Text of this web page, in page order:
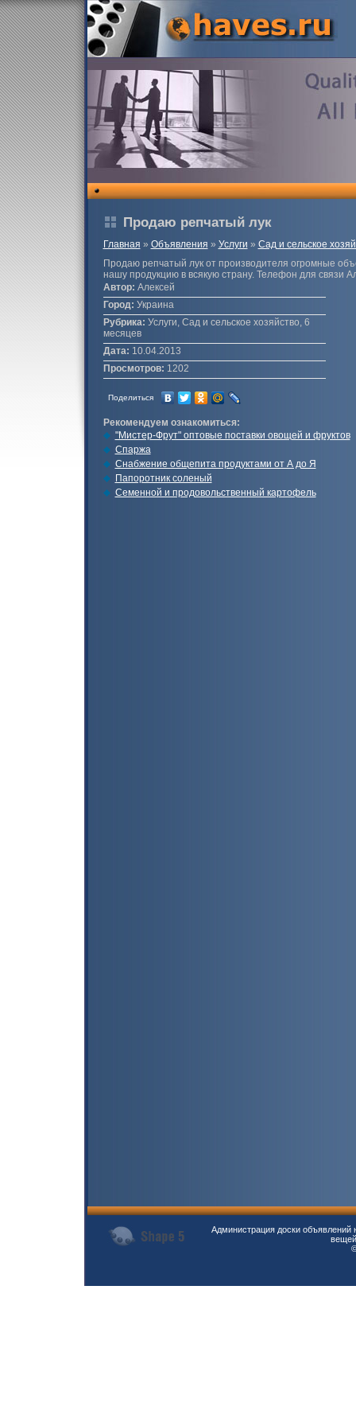
Продаю репчатый лук
Главная » Объявления » Услуги » Сад и сельское
Продаю репчатый лук от производителя огромные
нашу продукцию в всякую страну. Телефон для связи
Автор: Алексей
Город: Украина
Рубрика: Услуги, Сад и сельское хозяйство, 6
месяцев
Дата: 10.04.2013
Просмотров: 1202
Поделиться
Рекомендуем ознакомиться:
"Мистер-Фрут" оптовые поставки овощей и фруктов
Спаржа
Снабжение общепита продуктами от А до Я
Папоротник соленый
Семенной и продовольственный картофель
Администрация доски объявлений